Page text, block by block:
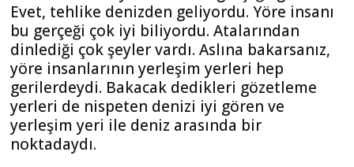
Evet, tehlike denizden geliyordu. Yöre insanı
bu gerçeği çok iyi biliyordu. Atalarından
dinlediği çok şeyler vardı. Aslına bakarsanız,
yöre insanlarının yerleşim yerleri hep
gerilerdeydi. Bakacak dedikleri gözetleme
yerleri de nispeten denizi iyi gören ve
yerleşim yeri ile deniz arasında bir
noktadaydı.